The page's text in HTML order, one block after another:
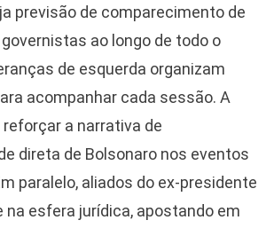
previsão de comparecimento de
ao longo de todo o
de esquerda organizam
acompanhar cada sessão. A
a narrativa de
direta de Bolsonaro nos eventos
paralelo, aliados do ex-presidente
esfera jurídica, apostando em